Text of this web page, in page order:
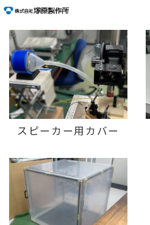
スピーカー用カバー